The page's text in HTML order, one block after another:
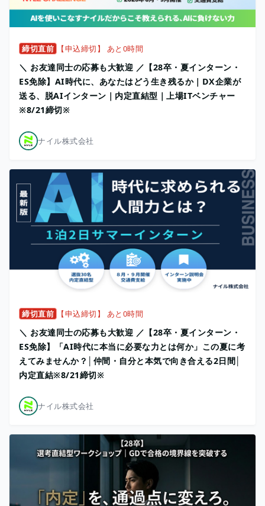
締切直前 【申込締切】 あと0時間
＼ お友達同士の応募も大歓迎 ／【28卒・夏インターン・
ES免除】AI時代に、あなたはどう生き残るか｜DX企業が
送る、脱AIインターン｜内定直結型｜上場ITベンチャー
※8/21締切※
ナイル株式会社
締切直前 【申込締切】 あと0時間
＼ お友達同士の応募も大歓迎 ／【28卒・夏インターン・
ES免除】「AI時代に本当に必要な力とは何か」この夏に考
えてみませんか？│仲間・自分と本気で向き合える2日間│
内定直結※8/21締切※
ナイル株式会社